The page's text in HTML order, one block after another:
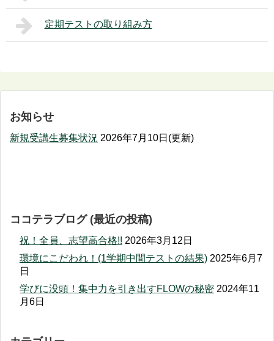
定期テストの取り組み方
お知らせ
新規受講生募集状況 2026年7月10日(更新)
ココテラブログ (最近の投稿)
祝！全員、志望高合格!! 2026年3月12日
環境にこだわれ！(1学期中間テストの結果) 2025年6月7
日
学びに没頭！集中力を引き出すFLOWの秘密 2024年11
月6日